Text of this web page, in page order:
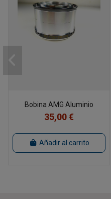
Bobina AMG Aluminio
35,00 €
Añadir al carrito